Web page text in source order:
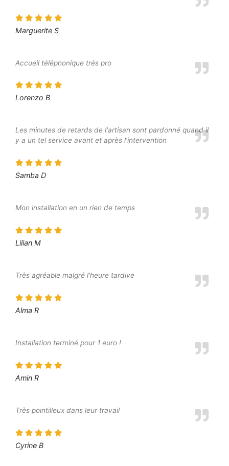
Marguerite S
Accueil téléphonique trés pro
Lorenzo B
Les minutes de retards de l'artisan sont pardonné quand il
y a un tel service avant et après l'intervention
Samba D
Mon installation en un rien de temps
Lilian M
Très agréable malgré l'heure tardive
Alma R
Installation terminé pour 1 euro !
Amin R
Très pointilleux dans leur travail
Cyrine B